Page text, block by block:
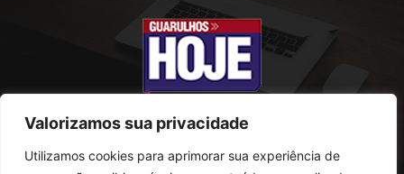
Valorizamos sua privacidade
Utilizamos cookies para aprimorar sua experiência de
SOBRE NÓS